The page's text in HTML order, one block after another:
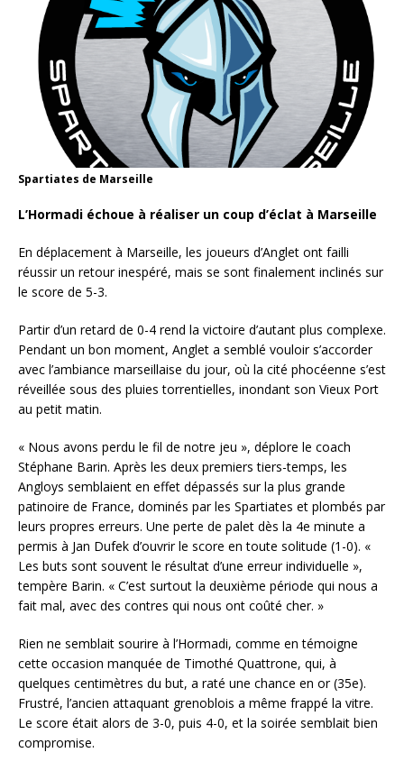
Spartiates de Marseille
L’Hormadi échoue à réaliser un coup d’éclat à Marseille
En déplacement à Marseille, les joueurs d’Anglet ont failli
réussir un retour inespéré, mais se sont finalement inclinés sur
le score de 5-3.
Partir d’un retard de 0-4 rend la victoire d’autant plus complexe.
Pendant un bon moment, Anglet a semblé vouloir s’accorder
avec l’ambiance marseillaise du jour, où la cité phocéenne s’est
réveillée sous des pluies torrentielles, inondant son Vieux Port
au petit matin.
« Nous avons perdu le fil de notre jeu », déplore le coach
Stéphane Barin. Après les deux premiers tiers-temps, les
Angloys semblaient en effet dépassés sur la plus grande
patinoire de France, dominés par les Spartiates et plombés par
leurs propres erreurs. Une perte de palet dès la 4e minute a
permis à Jan Dufek d’ouvrir le score en toute solitude (1-0). «
Les buts sont souvent le résultat d’une erreur individuelle »,
tempère Barin. « C’est surtout la deuxième période qui nous a
fait mal, avec des contres qui nous ont coûté cher. »
Rien ne semblait sourire à l’Hormadi, comme en témoigne
cette occasion manquée de Timothé Quattrone, qui, à
quelques centimètres du but, a raté une chance en or (35e).
Frustré, l’ancien attaquant grenoblois a même frappé la vitre.
Le score était alors de 3-0, puis 4-0, et la soirée semblait bien
compromise.